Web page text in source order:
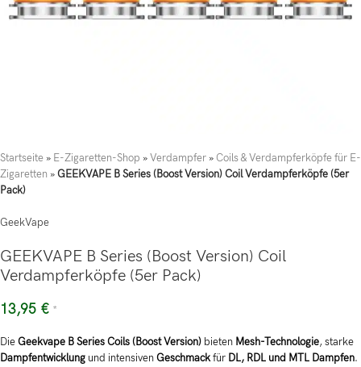
Startseite » E-Zigaretten-Shop »Verdampfer » Coils & Verdampferköpfe für E-
Zigaretten »GEEKVAPE B Series (Boost Version) Coil Verdampferköpfe (5er
Pack)
GeekVape
GEEKVAPE B Series (Boost Version) Coil
Verdampferköpfe (5er Pack)
13,95 € *
DieGeekvape B Series Coils (Boost Version) bieten Mesh-Technologie, starke
Dampfentwicklung und intensivenGeschmackfür DL, RDL und MTL Dampfen.